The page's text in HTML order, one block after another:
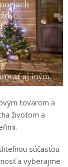
tovarom a
životom a
súčasťou
a vyberajme